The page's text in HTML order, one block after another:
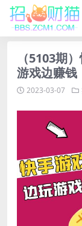
（5103期
游戏边赚钱
2023-03-07